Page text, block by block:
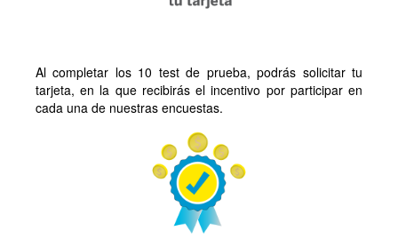
Al completar los 10 test de prueba, podrás solicitar tu
tarjeta, en la que recibirás el incentivo por participar en
cada una de nuestras encuestas.